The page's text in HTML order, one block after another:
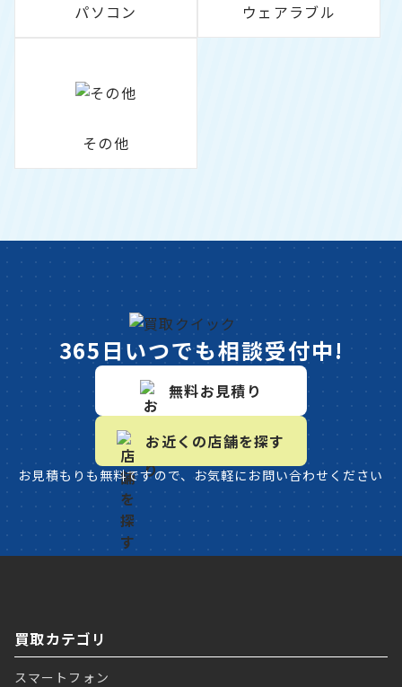
パソコン ウェアラブル
その他
365日いつでも相談受付中!
無料お見積り
お近くの店舗を探す
お見積もりも無料ですので、お気軽にお問い合わせください
買取カテゴリ
スマートフォン